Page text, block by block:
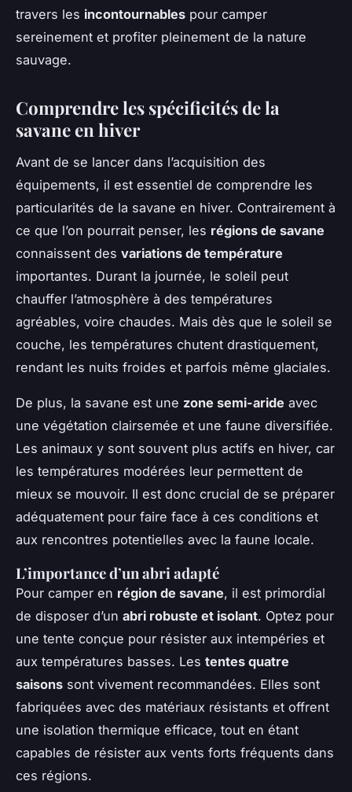
travers les incontournables pour camper
sereinement et profiter pleinement de la nature
sauvage.
Comprendre les spécificités de la
savane en hiver
Avant de se lancer dans l’acquisition des
équipements, il est essentiel de comprendre les
particularités de la savane en hiver. Contrairement à
ce que l’on pourrait penser, les régions de savane
connaissent des variations de température
importantes. Durant la journée, le soleil peut
chauffer l’atmosphère à des températures
agréables, voire chaudes. Mais dès que le soleil se
couche, les températures chutent drastiquement,
rendant les nuits froides et parfois même glaciales.
De plus, la savane est une zone semi-aride avec
une végétation clairsemée et une faune diversifiée.
Les animaux y sont souvent plus actifs en hiver, car
les températures modérées leur permettent de
mieux se mouvoir. Il est donc crucial de se préparer
adéquatement pour faire face à ces conditions et
aux rencontres potentielles avec la faune locale.
L’importance d’un abri adapté
Pour camper en région de savane, il est primordial
de disposer d’un abri robuste et isolant. Optez pour
une tente conçue pour résister aux intempéries et
aux températures basses. Les tentes quatre
saisons sont vivement recommandées. Elles sont
fabriquées avec des matériaux résistants et offrent
une isolation thermique efficace, tout en étant
capables de résister aux vents forts fréquents dans
ces régions.